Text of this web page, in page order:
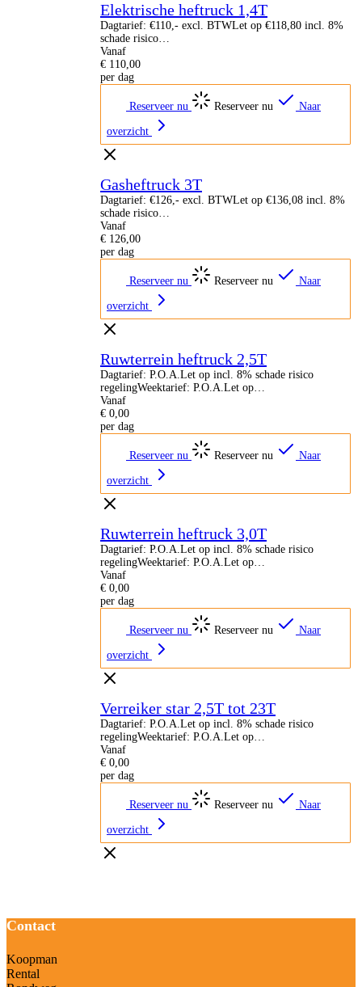
Elektrische heftruck 1,4T
Dagtarief: €110,- excl. BTWLet op €118,80 incl. 8%
schade risico…
Vanaf
€ 110,00
per dag
Reserveer nu Reserveer nu Naar
overzicht
Gasheftruck 3T
Dagtarief: €126,- excl. BTWLet op €136,08 incl. 8%
schade risico…
Vanaf
€ 126,00
per dag
Reserveer nu Reserveer nu Naar
overzicht
Ruwterrein heftruck 2,5T
Dagtarief: P.O.A.Let op incl. 8% schade risico
regelingWeektarief: P.O.A.Let op…
Vanaf
€ 0,00
per dag
Reserveer nu Reserveer nu Naar
overzicht
Ruwterrein heftruck 3,0T
Dagtarief: P.O.A.Let op incl. 8% schade risico
regelingWeektarief: P.O.A.Let op…
Vanaf
€ 0,00
per dag
Reserveer nu Reserveer nu Naar
overzicht
Verreiker star 2,5T tot 23T
Dagtarief: P.O.A.Let op incl. 8% schade risico
regelingWeektarief: P.O.A.Let op…
Vanaf
€ 0,00
per dag
Reserveer nu Reserveer nu Naar
overzicht
Contact
Koopman
Rental